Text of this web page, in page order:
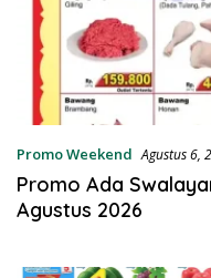
Promo Weekend Agustus 6,
Promo Ada
Agustus 2026